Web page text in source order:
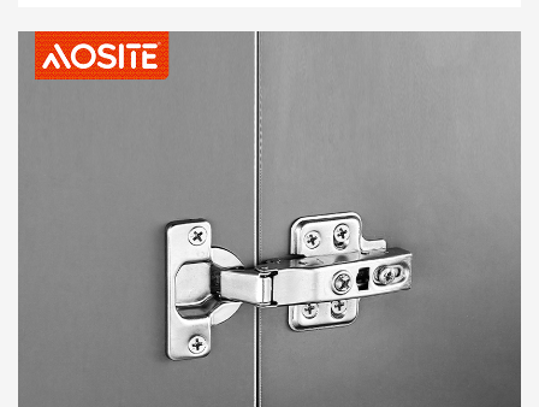
mawaziri uwe thabiti zaidi wakati umefungwa, kwa
ufanisi kupunguza kelele na kukidhi mahitaji ya
matumizi ya fanicha nyingi